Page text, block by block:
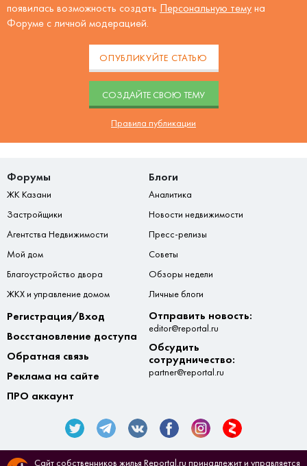
появилась возможность создать Персональную тему на
Форуме с личной модерацией.
ОПУБЛИКУЙТЕ СТАТЬЮ
CОЗДАЙТЕ СВОЮ ТЕМУ
Правила публикации
Форумы
ЖК Казани
Застройщики
Агентства Недвижимости
Мой дом
Благоустройство двора
ЖКХ и управление домом
Блоги
Аналитика
Новости недвижимости
Пресс-релизы
Советы
Обзоры недели
Личные блоги
Регистрация/Вход
Восстановление доступа
Обратная связь
Реклама на сайте
ПРО аккаунт
Отправить новость:
editor@reportal.ru
Обсудить
сотрудничество:
partner@reportal.ru
Сайт собственников жилья Reportal.ru принадлежит и управляется